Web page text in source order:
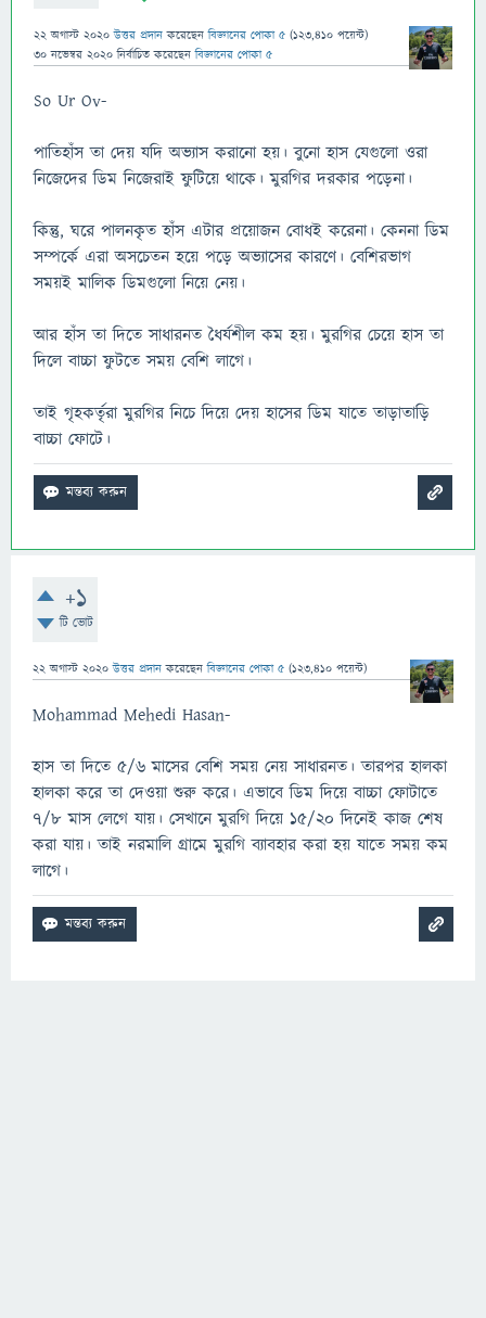
22 অগাস্ট 2020 উত্তর প্রদান করেছেনবিজ্ঞানের পোকা ৫ (123,410 পয়েন্ট)
30 নভেম্বর 2020 নির্বাচিত করেছেনবিজ্ঞানের পোকা ৫
So Ur Ov-
পাতিহাঁস তা দেয় যদি অভ্যাস করানো হয়। বুনো হাস যেগুলো ওরা
নিজেদের ডিম নিজেরাই ফুটিয়ে থাকে। মুরগির দরকার পড়েনা।
কিন্তু, ঘরে পালনকৃত হাঁস এটার প্রয়োজন বোধই করেনা। কেননা ডিম
সম্পর্কে এরা অসচেতন হয়ে পড়ে অভ্যাসের কারণে। বেশিরভাগ
সময়ই মালিক ডিমগুলো নিয়ে নেয়।
আর হাঁস তা দিতে সাধারনত ধৈর্যশীল কম হয়। মুরগির চেয়ে হাস তা
দিলে বাচ্চা ফুটতে সময় বেশি লাগে।
তাই গৃহকর্তৃরা মুরগির নিচে দিয়ে দেয় হাসের ডিম যাতে তাড়াতাড়ি
বাচ্চা ফোটে।
+1
টি ভোট
22 অগাস্ট 2020 উত্তর প্রদান করেছেনবিজ্ঞানের পোকা ৫ (123,410 পয়েন্ট)
Mohammad Mehedi Hasan-
হাস তা দিতে ৫/৬ মাসের বেশি সময় নেয় সাধারনত। তারপর হালকা
হালকা করে তা দেওয়া শুরু করে। এভাবে ডিম দিয়ে বাচ্চা ফোটাতে
৭/৮ মাস লেগে যায়। সেখানে মুরগি দিয়ে ১৫/২০ দিনেই কাজ শেষ
করা যায়। তাই নরমালি গ্রামে মুরগি ব্যাবহার করা হয় যাতে সময় কম
লাগে।